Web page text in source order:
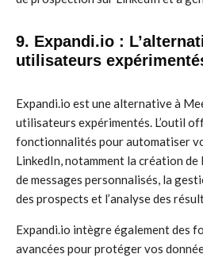
9. Expandi.io :
utilisateurs
Expandi.io est une alternative à
utilisateurs expérimentés. L’outil
fonctionnalités pour automatiser
LinkedIn, notamment la création de
de messages personnalisés, la
des prospects et l’analyse des
Expandi.io intègre également des
avancées pour protéger vos